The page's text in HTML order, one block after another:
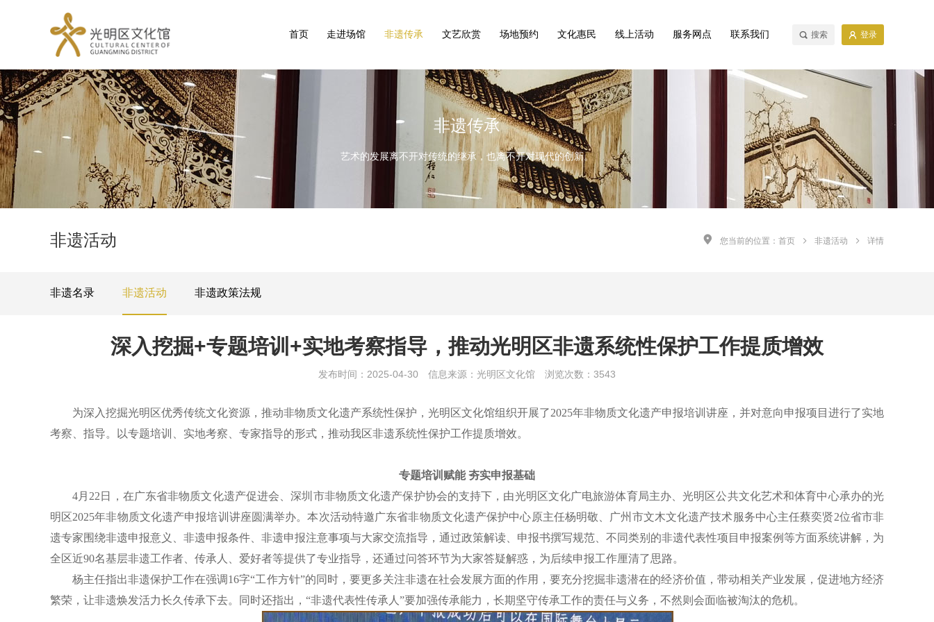
登录
搜索
首页 走进场馆 非遗传承 文艺欣赏 场地预约 文化惠民 线上活动 服务网点 联系我们
非遗传承
艺术的发展离不开对传统的继承，也离不开对现代的创新。
非遗活动 您当前的位置： 首页 非遗活动 详情
非遗名录 非遗活动 非遗政策法规
深入挖掘+专题培训+实地考察指导，推动光明区非遗系统性保护工作提质增效
发布时间：2025-04-30 信息来源：光明区文化馆 浏览次数：3543
为深入挖掘光明区优秀传统文化资源，推动非物质文化遗产系统性保护，光明区文化馆组织开展了2025年非物质文化遗产申报培训讲座，并对意向申报项目进行了实地
考察、指导。以专题培训、实地考察、专家指导的形式，推动我区非遗系统性保护工作提质增效。
专题培训赋能 夯实申报基础
4月22日，在广东省非物质文化遗产促进会、深圳市非物质文化遗产保护协会的支持下，由光明区文化广电旅游体育局主办、光明区公共文化艺术和体育中心承办的光
明区2025年非物质文化遗产申报培训讲座圆满举办。本次活动特邀广东省非物质文化遗产保护中心原主任杨明敬、广州市文木文化遗产技术服务中心主任蔡奕贤2位省市非
遗专家围绕非遗申报意义、非遗申报条件、非遗申报注意事项与大家交流指导，通过政策解读、申报书撰写规范、不同类别的非遗代表性项目申报案例等方面系统讲解，为
全区近90名基层非遗工作者、传承人、爱好者等提供了专业指导，还通过问答环节为大家答疑解惑，为后续申报工作厘清了思路。
杨主任指出非遗保护工作在强调16字“工作方针”的同时，要更多关注非遗在社会发展方面的作用，要充分挖掘非遗潜在的经济价值，带动相关产业发展，促进地方经济
繁荣，让非遗焕发活力长久传承下去。同时还指出，“非遗代表性传承人”要加强传承能力，长期坚守传承工作的责任与义务，不然则会面临被淘汰的危机。